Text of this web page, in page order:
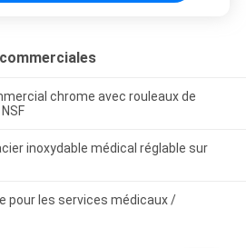
chrome avec rouleaux de
inoxydable médical réglable sur
pour les services médicaux /